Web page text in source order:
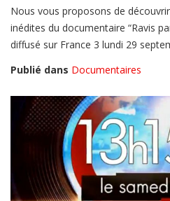
Nous vous proposons de
inédites du documentaire “Ravis
diffusé sur France 3 lundi 29
Publié dans Documentaires